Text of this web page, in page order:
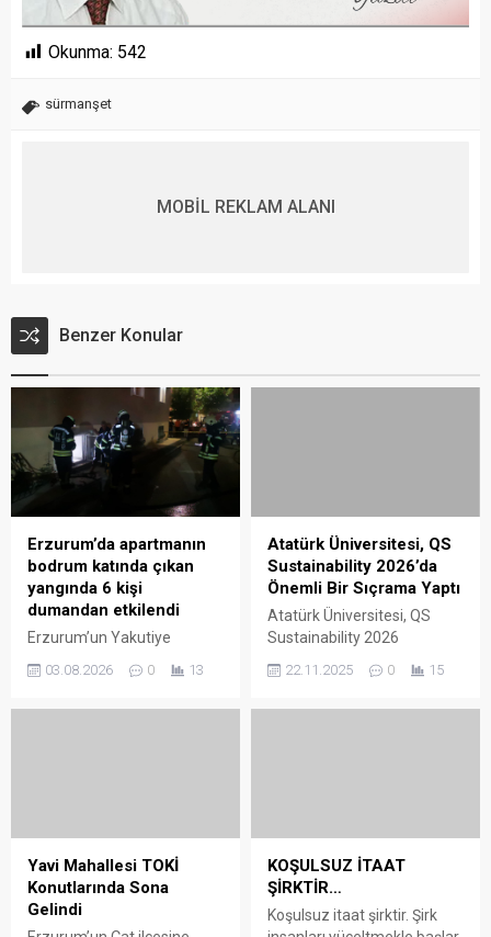
Okunma: 542
sürmanşet
MOBİL REKLAM ALANI
Benzer Konular
Erzurum’da apartmanın
bodrum katında çıkan
yangında 6 kişi
dumandan etkilendi
Erzurum’un Yakutiye
bodrum katında çıkan
bir apartman dairesinin
bodrum katında henüz
belirlenemeyen nedenle
yangın çıktı. İhbar üzerine
03.08.2026 0 13
Atatürk Üniversitesi, QS
Sustainability 2026’da
Önemli Bir Sıçrama Yaptı
Atatürk Üniversitesi, QS
Sustainability 2026
bir yükseliş kaydederek
üniversite arasında ise
20’nci sıraya yükseldi. Bu
başarı, geçen yılki 1251–
1300 bandındaki konumdan
kayda değer bir sıçrama
22.11.2025 0 15
Yavi Mahallesi TOKİ
Konutlarında Sona
Gelindi
KOŞULSUZ İTAAT
ŞİRKTİR…
Koşulsuz itaat şirktir. Şirk